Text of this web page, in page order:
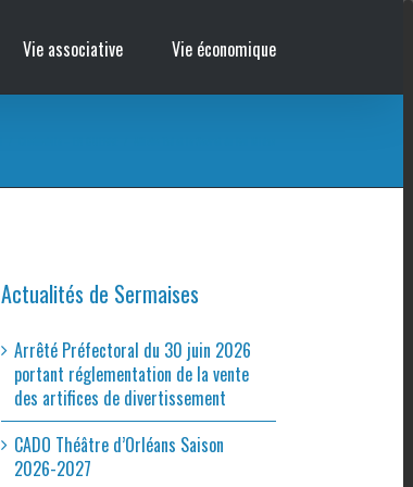
Vie associative Vie économique
Actualités de Sermaises
Arrêté Préfectoral du 30 juin 2026
portant réglementation de la vente
des artifices de divertissement
CADO Théâtre d’Orléans Saison
2026-2027